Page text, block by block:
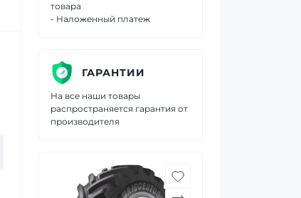
товара
- Наложенный платеж
ГАРАНТИИ
На все наши товары
распространяется гарантия от
производителя